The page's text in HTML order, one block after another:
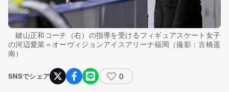
鍵山正和コーチ（右）の指導を受けるフィギュアスケート女子
の河辺愛菜＝オーヴィジョンアイスアリーナ福岡（撮影：古橋遥
南）
SNSでシェア 0